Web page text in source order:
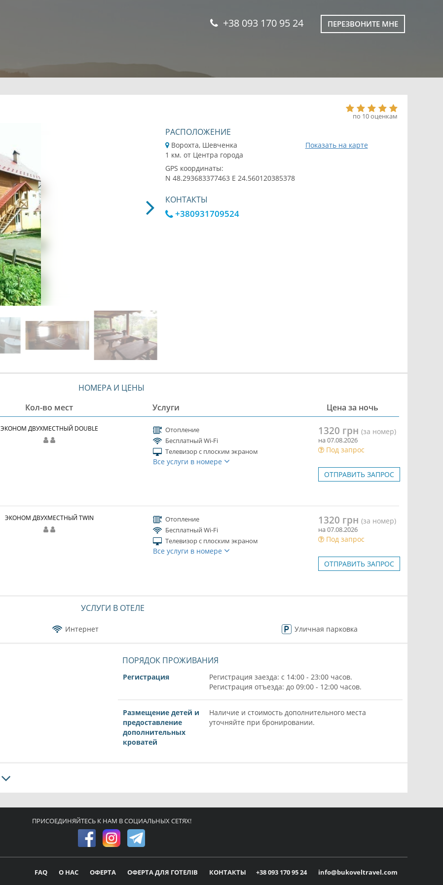
+38 093 170 95 24 ПЕРЕЗВОНИТЕ МНЕ
по 10 оценкам
РАСПОЛОЖЕНИЕ
Ворохта, Шевченка
Показать на карте
1 км. от Центра города
GPS координаты:
N 48.293683377463 E 24.560120385378
КОНТАКТЫ
+380931709524
НОМЕРА И ЦЕНЫ
Кол-во мест Услуги Цена за ночь
ЭКОНОМ ДВУХМЕСТНЫЙ DOUBLE
Отопление
Бесплатный Wi-Fi
Телевизор с плоским экраном
Все услуги в номере
1320 грн (за номер)
на 07.08.2026
Под запрос
ОТПРАВИТЬ ЗАПРОС
ЭКОНОМ ДВУХМЕСТНЫЙ TWIN
Отопление
Бесплатный Wi-Fi
Телевизор с плоским экраном
Все услуги в номере
1320 грн (за номер)
на 07.08.2026
Под запрос
ОТПРАВИТЬ ЗАПРОС
УСЛУГИ В ОТЕЛЕ
Интернет Уличная парковка
ПОРЯДОК ПРОЖИВАНИЯ
Регистрация
Регистрация заезда: с 14:00 - 23:00 часов.
Регистрация отъезда: до 09:00 - 12:00 часов.
Размещение детей и
предоставление
дополнительных
кроватей
Наличие и стоимость дополнительного места
уточняйте при бронировании.
ПРИСОЕДИНЯЙТЕСЬ К НАМ В СОЦИАЛЬНЫХ СЕТЯХ!
FAQ О НАС ОФЕРТА ОФЕРТА ДЛЯ ГОТЕЛІВ КОНТАКТЫ +38 093 170 95 24 info@bukoveltravel.com